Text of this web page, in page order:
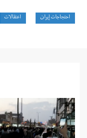
احتجاجات إيران اعتقالات